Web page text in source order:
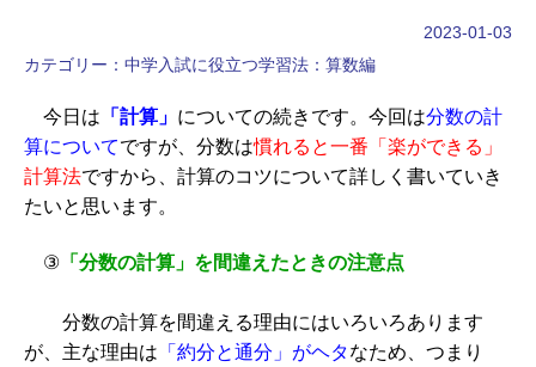
2023-01-03
カテゴリー： 中学入試に役立つ学習法：算数編
今日は 「計算」 についての続きです。今回は分数の計
算についてですが、分数は慣れると一番「楽ができる」
計算法ですから、計算のコツについて詳しく書いていき
たいと思います。
③ 「分数の計算」を間違えたときの注意点
分数の計算を間違える理由にはいろいろあります
が、主な理由は 「約分と通分」がヘタなため、つまり